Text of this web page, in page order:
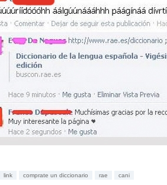
link comprate un diccionario rae cani